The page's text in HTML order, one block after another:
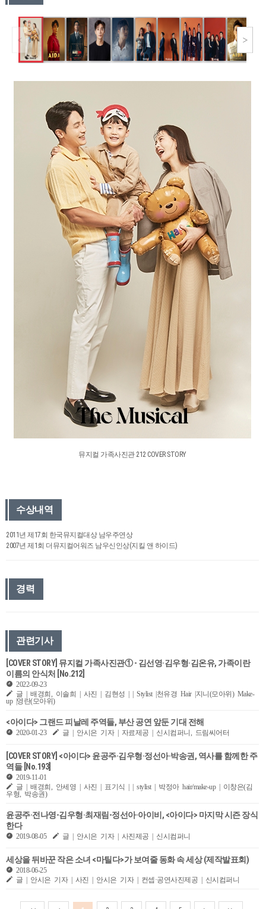
뮤지컬 가족사진관 212 COVER STORY
수상내역
2011년 제17회 한국뮤지컬대상 남우주연상
2007년 제1회 더뮤지컬어워즈 남우신인상(지킬 앤 하이드)
경력
관련기사
[COVER STORY] 뮤지컬 가족사진관① - 김선영·김우형·김온유, 가족이란
이름의 안식처 [No.212]
2022-09-23
글 | 배경희, 이솔희 | 사진 | 김현성 | | Stylist |천유경 Hair |지니(모아위) Make-
up |영란(모아위)
<아이다> 그랜드 피날레 주역들, 부산 공연 앞둔 기대 전해
2020-01-23 글 | 안시은 기자 | 자료제공 | 신시컴퍼니, 드림씨어터
[COVER STORY] <아이다> 윤공주·김우형·정선아·박송권, 역사를 함께한 주
역들 [No.193]
2019-11-01
글 | 배경희, 안세영 | 사진 | 표기식 | | stylist | 박정아 hair/make-up | 이창은(김
우형, 박송권)
윤공주·전나영-김우형·최재림-정선아·아이비, <아이다> 마지막 시즌 장식
한다
2019-08-05 글 | 안시은 기자 | 사진제공 | 신시컴퍼니
세상을 뒤바꾼 작은 소녀 <마틸다>가 보여줄 동화 속 세상 (제작발표회)
2018-06-25
글 | 안시은 기자 | 사진 | 안시은 기자 | 컨셉·공연사진제공 | 신시컴퍼니